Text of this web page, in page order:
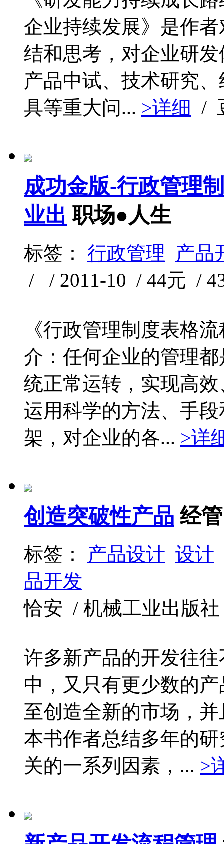
企业持续发展》是作
结和思考，对企业研
产品中试、技术研究
具等重大问... >详细 /
成功金版-行政管理
业出 职场●人生
标签： 行政管理
产品
/ / 2011-10 / 44元 /
《行政管理制度表格
介：任何企业的管理
统正常运转，实现高
运用科学的方法、手
架，对企业的各... >详
创造突破性产品 经
标签： 产品设计 设计
品开发
恰安 / 机械工业出版
许多新产品的开发往
中，又只有更少数的
至创造全新的市场，
本书作者总结多年的
关的一系列因素，... >